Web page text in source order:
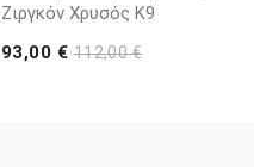
Ζιργκόν Χρυσός K9
93,00 €112,00 €